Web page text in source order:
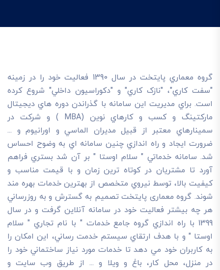
گروه معماري پايتخت در سال 1390 فعاليت خود را در زمينه
"سفت کاري"، "نازک کاري" و "دکوراسيون داخلي" شروع کرده
است. براي مديريت اين سامانه با گذراندن دوره هاي ديجيتال
مارکتينگ و کسب و کارهاي نوين (MBA ) و شرکت در
سمينارهاي معتبر از قبيل مديران الماسي و اورانيوم و ...
ضرورت ايجاد و راه اندازي چنين سامانه اي به وضوح احساس
شد. سامانه خدماتي " سلام اوستا " بر آن شد بستري فراهم
آورد تا مشتريان در کوتاه ترين زمان و با قيمت مناسب و
کيفيت بالا، توسط نيروي متخصص از بهترين خدمات بهره مند
شوند. گروه معماری پایتخت تصميم به گسترش و به روزرساني
هر چه بيشتر فعاليت خود در سامانه آنلاين گرفت و در سال
1399 با راه اندازي گروه جامع خدمات " با نام تجاري " سلام
اوستا " و با هدف ارتقاي سيستم خدمت رساني، اين امکان را
به کاربران خود مي دهد تا خدمات مورد نياز ساختماني خود را
در منزل، محل کار، باغ و ويلا و ... از طريق وب سايت و